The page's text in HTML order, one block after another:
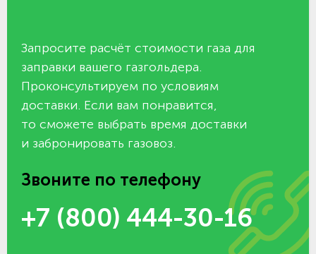
Запросите расчёт стоимости газа для
заправки вашего газгольдера.
Проконсультируем по условиям
доставки. Если вам понравится,
то сможете выбрать время доставки
и забронировать газовоз.
Звоните по телефону
+7 (800) 444-30-16